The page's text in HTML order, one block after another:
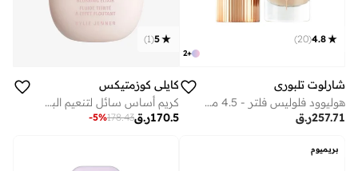
+
2
4.8
(
20
)
شارلوت تلبوري
هوليوود فلوليس فلتر - 4.5 ميديوم
ر.ق257.71
5
(
1
)
كايلي كوزمتيكس
كريم أساس سائل لتنعيم البشرة - مل
ر.ق170.5
178.43
-5%
بريميوم